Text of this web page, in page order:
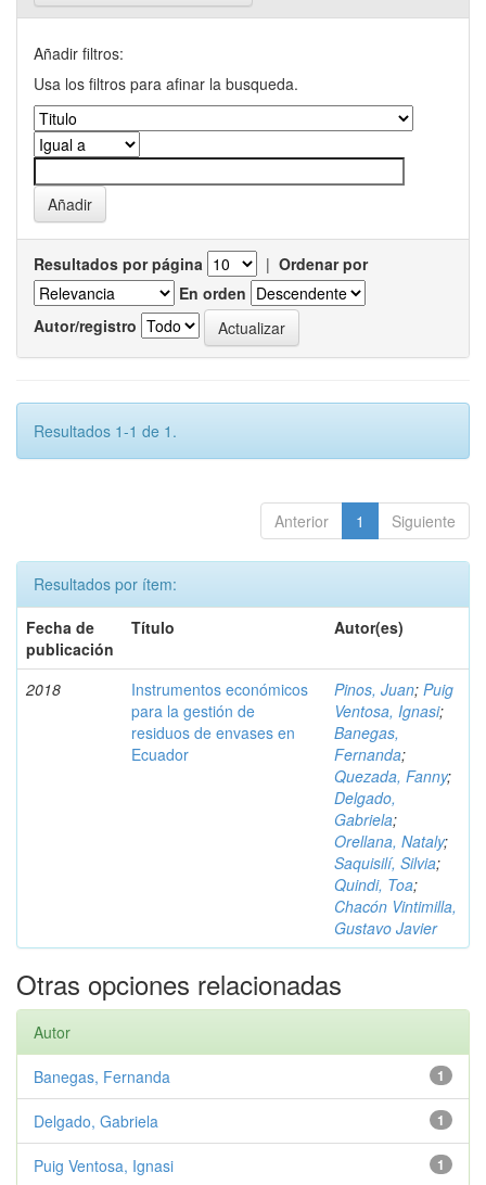
Añadir filtros:
Usa los filtros para afinar la busqueda.
Resultados por página | Ordenar por
En orden
Autor/registro
Resultados 1-1 de 1.
Anterior 1 Siguiente
Resultados por ítem:
Fecha de
publicación
Título Autor(es)
2018
Instrumentos económicos
para la gestión de
residuos de envases en
Ecuador
Pinos, Juan; Puig
Ventosa, Ignasi;
Banegas,
Fernanda;
Quezada, Fanny;
Delgado,
Gabriela;
Orellana, Nataly;
Saquisilí, Silvia;
Quindi, Toa;
Chacón Vintimilla,
Gustavo Javier
Otras opciones relacionadas
Autor
1
Banegas, Fernanda
1
Delgado, Gabriela
1
Puig Ventosa, Ignasi